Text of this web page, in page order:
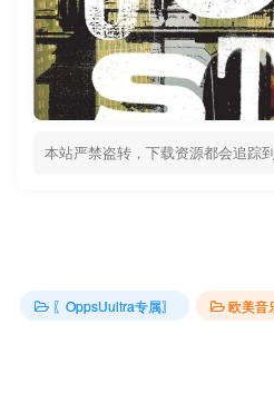
本站严禁盗转，下载资源都会追踪
〖OppsUultra专属〗 欧美音